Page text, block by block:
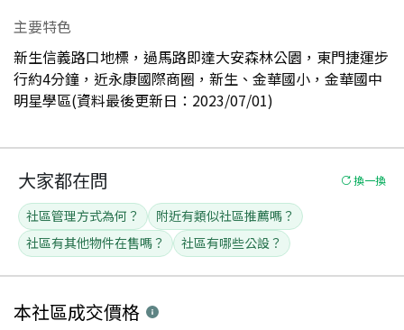
主要特色
新生信義路口地標，過馬路即達大安森林公園，東門捷運步
行約4分鐘，近永康國際商圈，新生、金華國小，金華國中
明星學區(資料最後更新日：2023/07/01)
大家都在問 換一換
社區管理方式為何？
附近有類似社區推薦嗎？
社區有其他物件在售嗎？
社區有哪些公設？
本社區成交價格